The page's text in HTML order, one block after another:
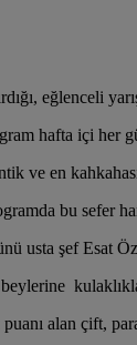
eğlenceli
hafta içi her
ve en
bu sefer
usta şef Esat
alan çift,